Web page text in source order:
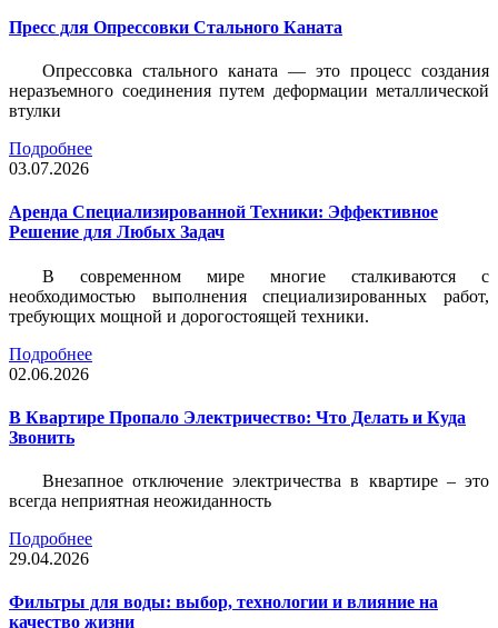
Пресс для Опрессовки Стального Каната
Опрессовка стального каната — это процесс создания
неразъемного соединения путем деформации металлической
втулки
Подробнее
03.07.2026
Аренда Специализированной Техники: Эффективное
Решение для Любых Задач
В современном мире многие сталкиваются с
необходимостью выполнения специализированных работ,
требующих мощной и дорогостоящей техники.
Подробнее
02.06.2026
В Квартире Пропало Электричество: Что Делать и Куда
Звонить
Внезапное отключение электричества в квартире – это
всегда неприятная неожиданность
Подробнее
29.04.2026
Фильтры для воды: выбор, технологии и влияние на
качество жизни